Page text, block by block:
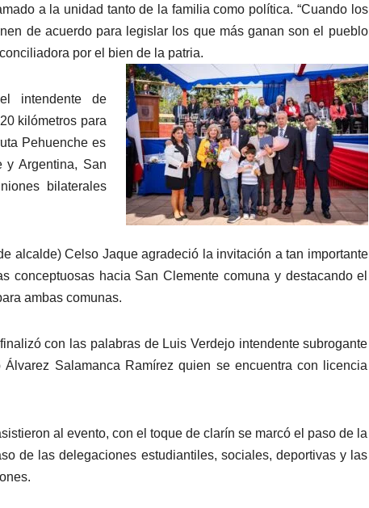
a la unidad tanto de la familia como política. “Cuando los
de acuerdo para legislar los que más ganan son el pueblo
por el bien de la patria.
intendente de
kilómetros para
Pehuenche es
y Argentina, San
bilaterales
alcalde) Celso Jaque agradeció la invitación a tan importante
conceptuosas hacia San Clemente comuna y destacando el
ambas comunas.
con las palabras de Luis Verdejo intendente subrogante
Salamanca Ramírez quien se encuentra con licencia
al evento, con el toque de clarín se marcó el paso de la
de las delegaciones estudiantiles, sociales, deportivas y las